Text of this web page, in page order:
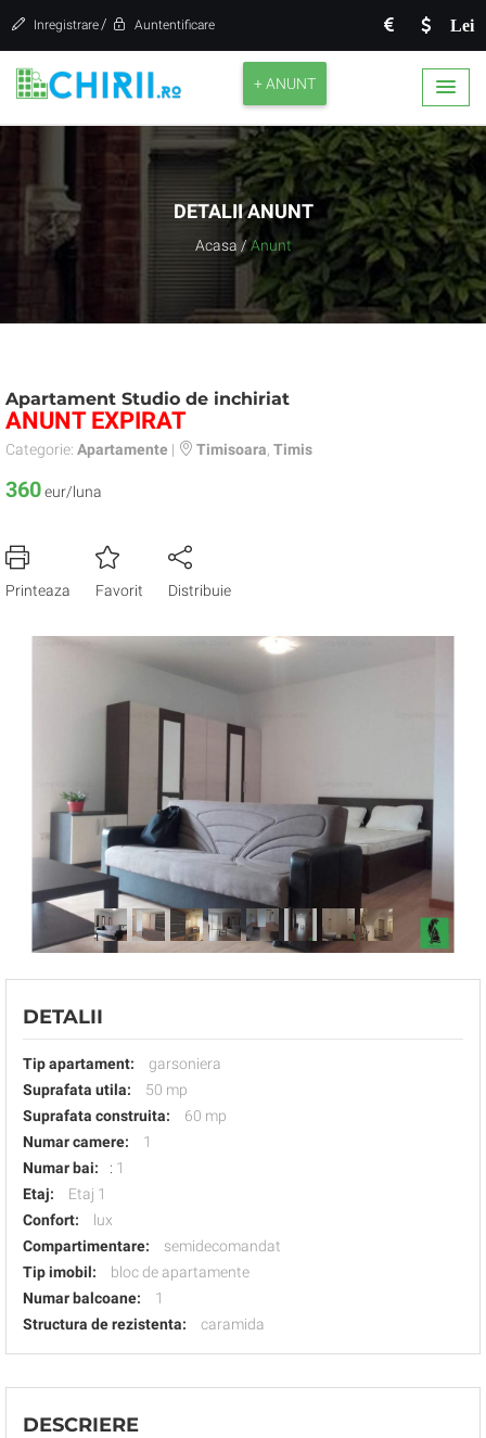
Lei
Inregistrare / Auntentificare
+ ANUNT
DETALII ANUNT
Acasa / Anunt
Apartament Studio de inchiriat
ANUNT EXPIRAT
Categorie: Apartamente | Timisoara Timis
360eur/luna
Printeaza Favorit Distribuie
DETALII
Tip apartament:
garsoniera
Suprafata utila:
50 mp
Suprafata construita:
60 mp
Numar camere:
1
Numar bai:
: 1
Etaj:
Etaj 1
Confort:
lux
Compartimentare:
semidecomandat
Tip imobil:
bloc de apartamente
Numar balcoane:
1
Structura de rezistenta:
caramida
DESCRIERE